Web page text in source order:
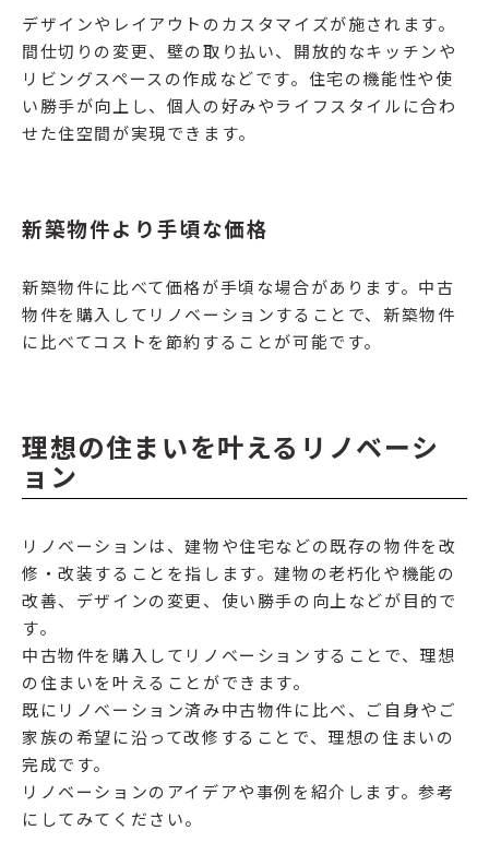
デザインやレイアウトのカスタマイズが施されます。
間仕切りの変更、壁の取り払い、開放的なキッチンや
リビングスペースの作成などです。住宅の機能性や使
い勝手が向上し、個人の好みやライフスタイルに合わ
せた住空間が実現できます。
新築物件より手頃な価格
新築物件に比べて価格が手頃な場合があります。中古
物件を購入してリノベーションすることで、新築物件
に比べてコストを節約することが可能です。
理想の住まいを叶えるリノベーシ
ョン
リノベーションは、建物や住宅などの既存の物件を改
修・改装することを指します。建物の老朽化や機能の
改善、デザインの変更、使い勝手の向上などが目的で
す。
中古物件を購入してリノベーションすることで、理想
の住まいを叶えることができます。
既にリノベーション済み中古物件に比べ、ご自身やご
家族の希望に沿って改修することで、理想の住まいの
完成です。
リノベーションのアイデアや事例を紹介します。参考
にしてみてください。